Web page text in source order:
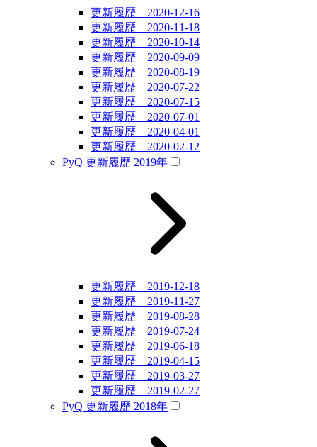
更新履歴 2020-12-16
更新履歴 2020-11-18
更新履歴 2020-10-14
更新履歴 2020-09-09
更新履歴 2020-08-19
更新履歴 2020-07-22
更新履歴 2020-07-15
更新履歴 2020-07-01
更新履歴 2020-04-01
更新履歴 2020-02-12
PyQ 更新履歴 2019年
更新履歴 2019-12-18
更新履歴 2019-11-27
更新履歴 2019-08-28
更新履歴 2019-07-24
更新履歴 2019-06-18
更新履歴 2019-04-15
更新履歴 2019-03-27
更新履歴 2019-02-27
PyQ 更新履歴 2018年